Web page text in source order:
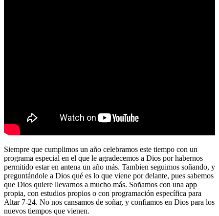
Siempre que cumplimos un año celebramos este tiempo con un
programa especial en el que le agradecemos a Dios por habernos
permitido estar en antena un año más. Tambien seguimos soñando, y
preguntándole a Dios qué es lo que viene por delante, pues sabemos
que Dios quiere llevarnos a mucho más. Soñamos con una app
propia, con estudios propios o con programación específica para
Altar 7-24. No nos cansamos de soñar, y confiamos en Dios para los
nuevos tiempos que vienen.